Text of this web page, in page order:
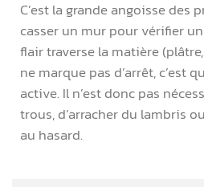
C’est la grande angoisse des
casser un mur pour vérifier
flair traverse la matière
ne marque pas d’arrêt, c’est
active. Il n’est donc pas
trous, d’arracher du lambris
au hasard.